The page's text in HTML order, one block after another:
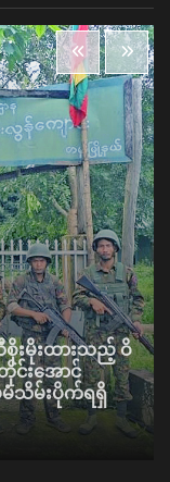
စိုးမိုးထားသည့် ဝိ
င်းအောင်
မံသိမ်းပိုက်ရရှိ